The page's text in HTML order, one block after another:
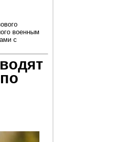
военным
с